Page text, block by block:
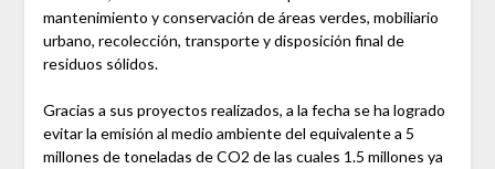
mantenimiento y conservación de áreas verdes, mobiliario
urbano, recolección, transporte y disposición final de
residuos sólidos.
Gracias a sus proyectos realizados, a la fecha se ha logrado
evitar la emisión al medio ambiente del equivalente a 5
millones de toneladas de CO2 de las cuales 1.5 millones ya